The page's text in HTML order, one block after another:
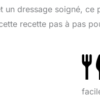
dressage soigné,
recette pas à pas